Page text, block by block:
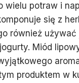
wielu potraw i
się z
również używać
Miód
produktem w